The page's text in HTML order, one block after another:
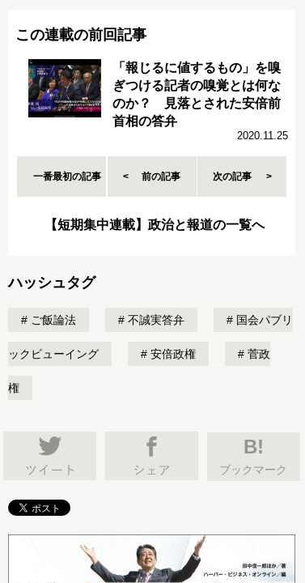
この連載の前回記事
「報じるに値するもの」を嗅
ぎつける記者の嗅覚とは何な
のか？ 見落とされた安倍前
首相の答弁
2020.11.25
一番最初の記事 前の記事 次の記事
【短期集中連載】政治と報道の一覧へ
ハッシュタグ
ご飯論法 不誠実答弁 国会パブリ
ックビューイング 安倍政権 菅政
権
B!
ブックマーク